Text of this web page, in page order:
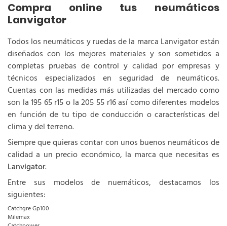
Compra online tus neumáticos
Lanvigator
Todos los neumáticos y ruedas de la marca Lanvigator están
diseñados con los mejores materiales y son sometidos a
completas pruebas de control y calidad por empresas y
técnicos especializados en seguridad de neumáticos.
Cuentas con las medidas más utilizadas del mercado como
son la 195 65 r15 o la 205 55 r16 así como diferentes modelos
en función de tu tipo de conducción o características del
clima y del terreno.
Siempre que quieras contar con unos buenos neumáticos de
calidad a un precio económico, la marca que necesitas es
Lanvigator.
Entre sus modelos de nuemáticos, destacamos los
siguientes:
Catchgre Gp100
Milemax